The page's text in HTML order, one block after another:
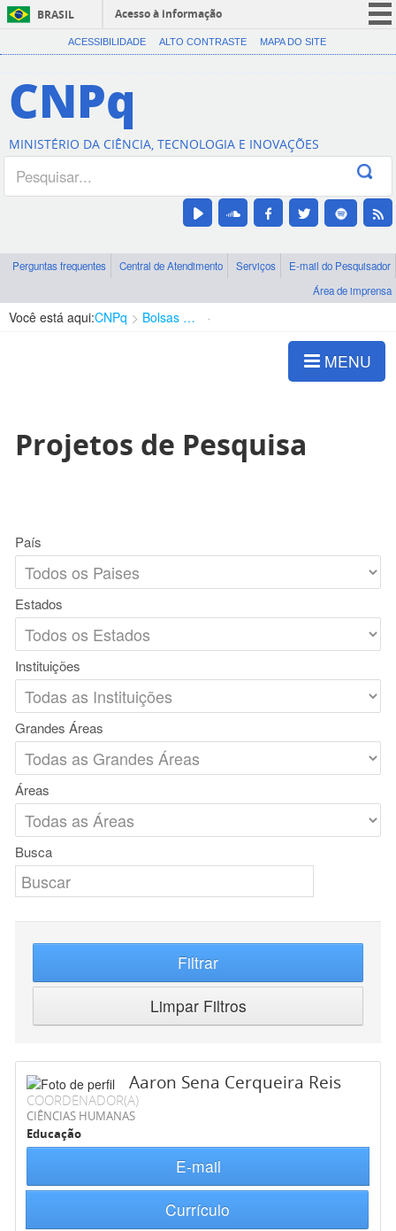
BRASIL
Acesso à informação
CORONAVÍRUS (COVID-19)
Canais
ACESSIBILIDADE ALTO CONTRASTE MAPA DO SITE
CNPq
MINISTÉRIO DA CIÊNCIA, TECNOLOGIA E INOVAÇÕES
Perguntas frequentes Central de Atendimento Serviços
E-mail do Pesquisador
Área de imprensa
Você está aqui:CNPq Bolsas e Auxílios Vigentes
MENU
Projetos de Pesquisa
País
Estados
Instituições
Grandes Áreas
Áreas
Busca
Filtrar
Limpar Filtros
Aaron Sena Cerqueira Reis
COORDENADOR(A)
CIÊNCIAS HUMANAS
Educação
E-mail
Currículo